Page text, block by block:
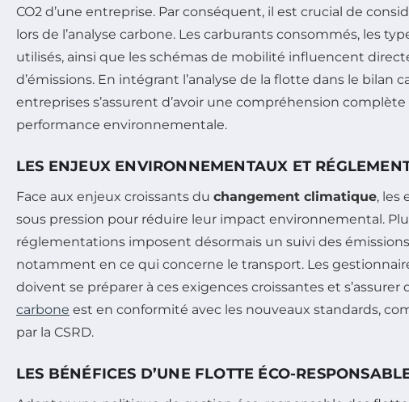
CO2 d’une entreprise. Par conséquent, il est crucial de
lors de l’analyse carbone. Les carburants consommés, les
utilisés, ainsi que les schémas de mobilité influencent
d’émissions. En intégrant l’analyse de la flotte dans le bilan
entreprises s’assurent d’avoir une compréhension
performance environnementale.
LES ENJEUX ENVIRONNEMENTAUX ET
Face aux enjeux croissants du changement climatique, les
sous pression pour réduire leur impact environnemental.
réglementations imposent désormais un suivi des émissions
notamment en ce qui concerne le transport. Les
doivent se préparer à ces exigences croissantes et s’assurer
carbone est en conformité avec les nouveaux standards,
par la CSRD.
LES BÉNÉFICES D’UNE FLOTTE ÉCO-